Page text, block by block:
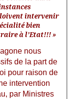
intervenir
bien
à l’Etat!!! »
nous
de la part de
pour raison de
intervention
par Ministres